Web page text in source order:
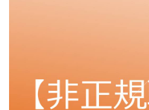
結果発表
面接後2週間以内